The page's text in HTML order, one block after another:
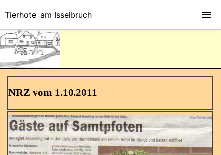
NRZ vom 1.10.2011
Tierhotel am Isselbruch